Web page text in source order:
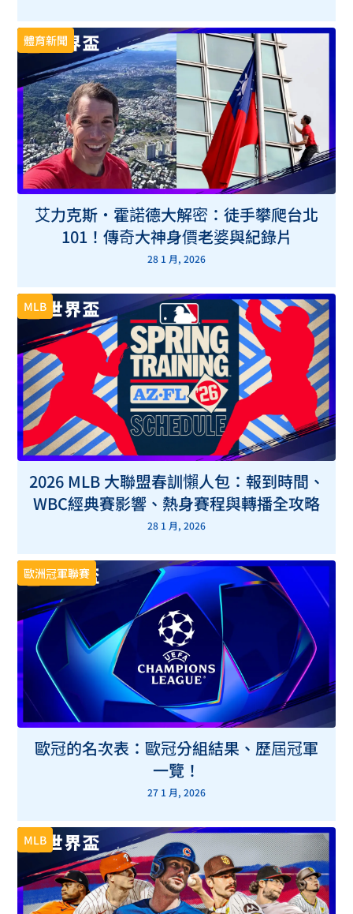
體育新聞
艾力克斯・霍諾德大解密：徒手攀爬台北
101！傳奇大神身價老婆與紀錄片
28 1 月, 2026
MLB
2026 MLB 大聯盟春訓懶人包：報到時間、
WBC經典賽影響、熱身賽程與轉播全攻略
28 1 月, 2026
歐洲冠軍聯賽
歐冠的名次表：歐冠分組結果、歷屆冠軍
一覽！
27 1 月, 2026
MLB